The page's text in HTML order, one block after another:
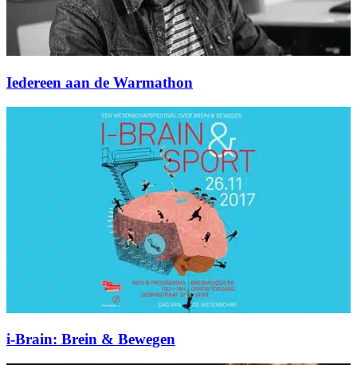
Iedereen aan de Warmathon
i-Brain: Brein & Bewegen